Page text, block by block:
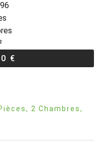
€
2 Chambres,